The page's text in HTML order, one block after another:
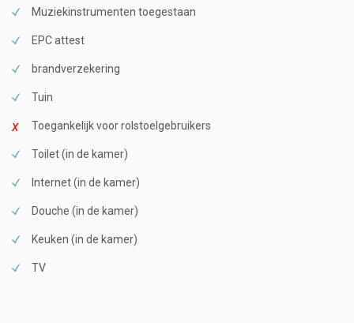
Muziekinstrumenten toegestaan
EPC attest
brandverzekering
Tuin
Toegankelijk voor rolstoelgebruikers
Toilet (in de kamer)
Internet (in de kamer)
Douche (in de kamer)
Keuken (in de kamer)
TV